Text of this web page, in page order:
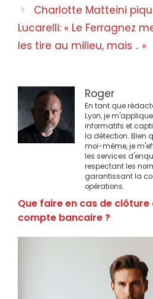
Charlotte Matteini
Lucarelli: « Le Ferragnez
les tire au milieu, mais .. »
Roger
En tant que
Lyon, je
informatifs et
la détection. Bien
moi-même, je
les services
respectant les
garantissant la
opérations.
Que faire en cas de
compte bancaire ?